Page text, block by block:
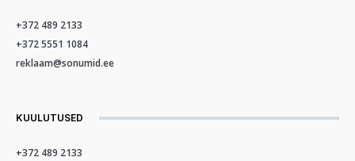
+372 489 2133
+372 5551 1084
reklaam@sonumid.ee
KUULUTUSED
+372 489 2133